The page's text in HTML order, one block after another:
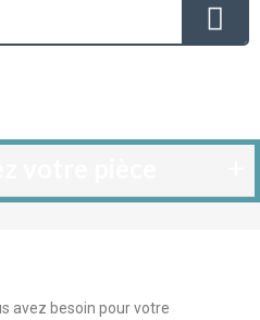
avez besoin pour votre